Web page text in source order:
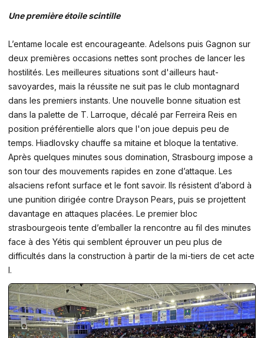
Une première étoile scintille
L’entame locale est encourageante. Adelsons puis Gagnon sur
deux premières occasions nettes sont proches de lancer les
hostilités. Les meilleures situations sont d'ailleurs haut-
savoyardes, mais la réussite ne suit pas le club montagnard
dans les premiers instants. Une nouvelle bonne situation est
dans la palette de T. Larroque, décalé par Ferreira Reis en
position préférentielle alors que l'on joue depuis peu de
temps. Hiadlovsky chauffe sa mitaine et bloque la tentative.
Après quelques minutes sous domination, Strasbourg impose a
son tour des mouvements rapides en zone d’attaque. Les
alsaciens refont surface et le font savoir. Ils résistent d’abord à
une punition dirigée contre Drayson Pears, puis se projettent
davantage en attaques placées. Le premier bloc
strasbourgeois tente d’emballer la rencontre au fil des minutes
face à des Yétis qui semblent éprouver un peu plus de
difficultés dans la construction à partir de la mi-tiers de cet acte
I.